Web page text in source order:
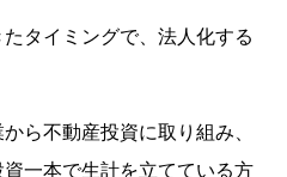
タイミングで、法人化する
ら不動産投資に取り組み、
一本で生計を立てている方